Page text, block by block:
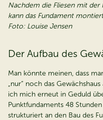
Nachdem die Fliesen mit
kann das Fundament
Foto: Louise Jensen
Der Aufbau des
Man könnte meinen, dass
„nur“ noch das
ich mich erneut in Geduld
Punktfundaments 48
strukturiert an den Bau des